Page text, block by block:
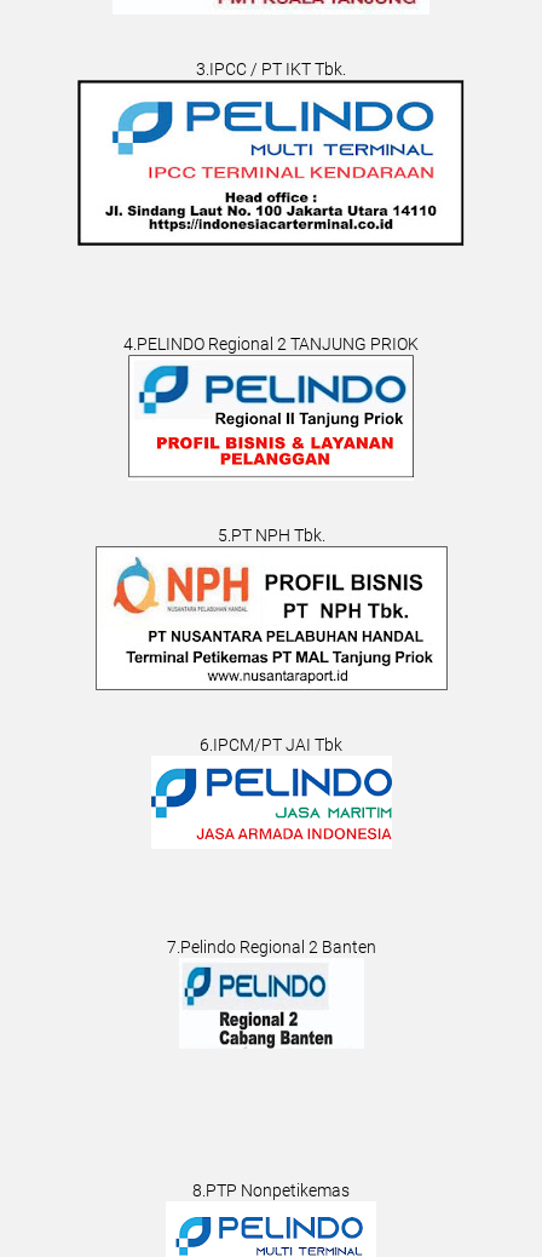
3.IPCC / PT IKT Tbk.
4.PELINDO Regional 2 TANJUNG PRIOK
5.PT NPH Tbk.
6.IPCM/PT JAI Tbk
7.Pelindo Regional 2 Banten
8.PTP Nonpetikemas